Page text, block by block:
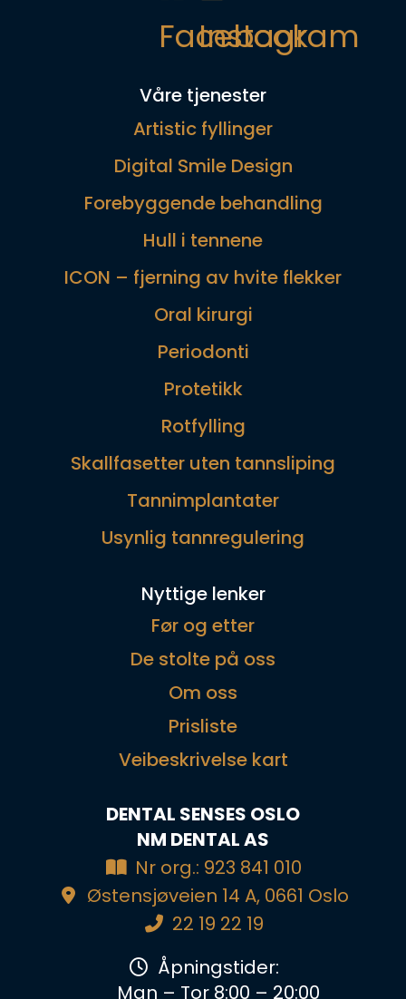
Facebook
Instagram
Våre tjenester
Artistic fyllinger
Digital Smile Design
Forebyggende behandling
Hull i tennene
ICON – fjerning av hvite flekker
Oral kirurgi
Periodonti
Protetikk
Rotfylling
Skallfasetter uten tannsliping
Tannimplantater
Usynlig tannregulering
Nyttige lenker
Før og etter
De stolte på oss
Om oss
Prisliste
Veibeskrivelse kart
DENTAL SENSES OSLO
NM DENTAL AS
Nr org.: 923 841 010
Østensjøveien 14 A, 0661 Oslo
22 19 22 19
Åpningstider:
Man – Tor 8:00 – 20:00